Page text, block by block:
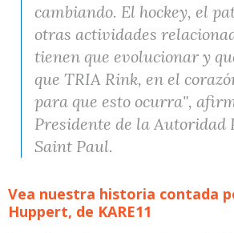
cambiando. El hockey, el
otras actividades
tienen que evolucionar y
que TRIA Rink, en el
para que esto ocurra",
Presidente de la Autoridad
Saint Paul.
Vea nuestra historia contada
Huppert, de KARE11